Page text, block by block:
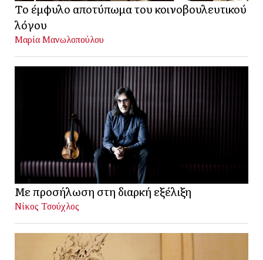
Το έμφυλο αποτύπωμα του κοινοβουλευτικού
λόγου
Μαρία Μανωλοπούλου
Με προσήλωση στη διαρκή εξέλιξη
Νίκος Τσούχλος